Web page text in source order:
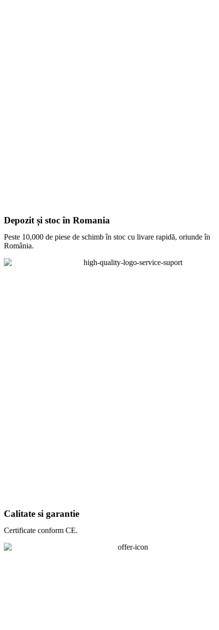
Depozit și stoc în Romania
Peste 10,000 de piese de schimb în stoc cu livare rapidă, oriunde în
România.
Calitate si garantie
Certificate conform CE.